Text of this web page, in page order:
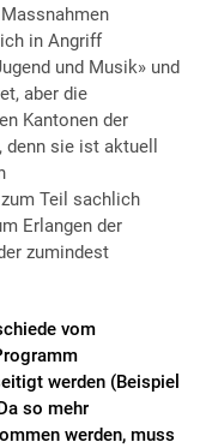
in Angriff
und Musik» und
aber die
Kantonen der
sie ist aktuell
Teil sachlich
Erlangen der
zumindest
vom
werden (Beispiel
so mehr
werden, muss